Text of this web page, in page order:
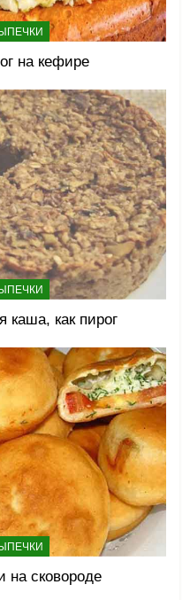
на кефире
каша, как пирог
на сковороде